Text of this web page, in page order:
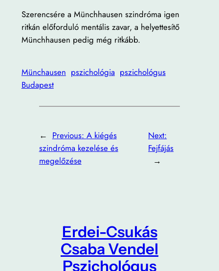
Szerencsére a Münchhausen szindróma igen
ritkán előforduló mentális zavar, a helyettesítő
Münchhausen pedig még ritkább.
Münchausen pszichológia pszichológus
Budapest
← Previous: A kiégés
szindróma kezelése és
megelőzése
Next:
Fejfájás
→
Erdei-Csukás
Csaba Vendel
Pszichológus